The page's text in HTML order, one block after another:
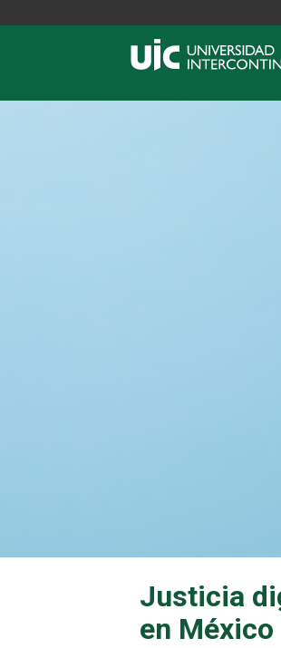
Justicia
en México